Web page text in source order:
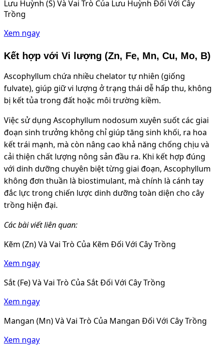
Lưu Huỳnh (S) Và Vai Trò Của Lưu Huỳnh Đối Với Cây
Trồng
Xem ngay
Kết hợp với Vi lượng (Zn, Fe, Mn, Cu, Mo, B)
Ascophyllum chứa nhiều chelator tự nhiên (giống
fulvate), giúp giữ vi lượng ở trạng thái dễ hấp thu, không
bị kết tủa trong đất hoặc môi trường kiềm.
Việc sử dụng Ascophyllum nodosum xuyên suốt các giai
đoạn sinh trưởng không chỉ giúp tăng sinh khối, ra hoa
kết trái mạnh, mà còn nâng cao khả năng chống chịu và
cải thiện chất lượng nông sản đầu ra. Khi kết hợp đúng
với dinh dưỡng chuyên biệt từng giai đoạn, Ascophyllum
không đơn thuần là biostimulant, mà chính là cánh tay
đắc lực trong chiến lược dinh dưỡng toàn diện cho cây
trồng hiện đại.
Các bài viết liên quan:
Kẽm (Zn) Và Vai Trò Của Kẽm Đối Với Cây Trồng
Xem ngay
Sắt (Fe) Và Vai Trò Của Sắt Đối Với Cây Trồng
Xem ngay
Mangan (Mn) Và Vai Trò Của Mangan Đối Với Cây Trồng
Xem ngay